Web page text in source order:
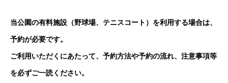
当公園の有料施設（野球場、テニスコート）を利用する場合は、
予約が必要です。
ご利用いただくにあたって、予約方法や予約の流れ、注意事項等
を必ずご一読ください。